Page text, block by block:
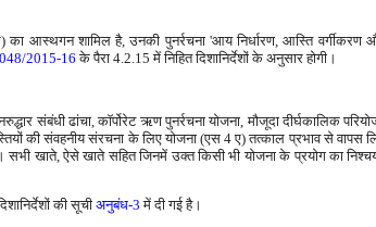
आस्थगन शामिल है, उनकी पुनर्रचना 'आय निर्धारण, आस्ति वर्गीकरण
2015-16 के पैरा 4.2.15 में निहित दिशानिर्देशों के अनुसार होगी।
संबंधी ढांचा, कॉर्पोरेट ऋण पुनर्रचना योजना, मौजूदा दीर्घकालिक
की संवहनीय संरचना के लिए योजना (एस 4 ए) तत्काल प्रभाव से वापस
खाते, ऐसे खाते सहित जिनमें उक्त किसी भी योजना के प्रयोग का निश्चय
की सूचीअनुबंध-3 में दी गई है।